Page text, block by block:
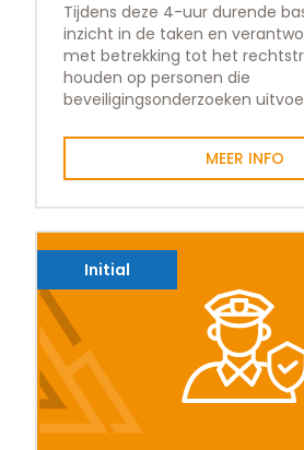
Tijdens deze 4-uur durende
inzicht in de taken en
met betrekking tot het
houden op personen die
beveiligingsonderzoeken
MEER INFO
Initial